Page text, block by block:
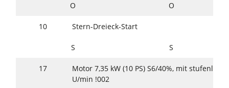
O O
10 Stern-Dreieck-Start
S S
17
Motor 7,35 kW (10 PS) S6/40%, mit
U/min !002